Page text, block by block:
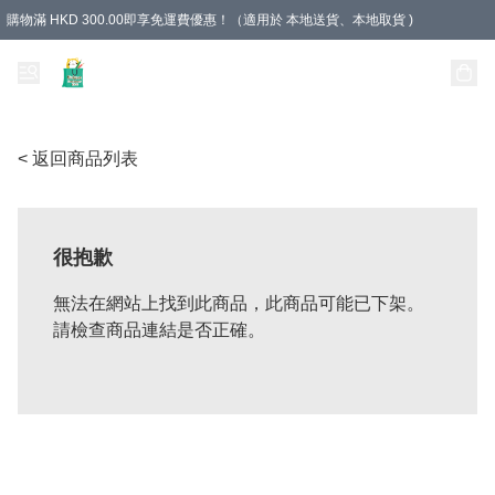
購物滿 HKD 300.00即享免運費優惠！（適用於 本地送貨、本地取貨 )
< 返回商品列表
很抱歉
無法在網站上找到此商品，此商品可能已下架。
請檢查商品連結是否正確。